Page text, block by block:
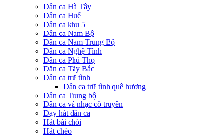
Dân ca Hà Tây
Dân ca Huế
Dân ca khu 5
Dân ca Nam Bộ
Dân ca Nam Trung Bộ
Dân ca Nghệ Tĩnh
Dân ca Phú Thọ
Dân ca Tây Bắc
Dân ca trữ tình
Dân ca trữ tình quê hương
Dân ca Trung bộ
Dân ca và nhạc cổ truyền
Dạy hát dân ca
Hát bài chòi
Hát chèo